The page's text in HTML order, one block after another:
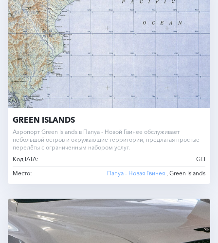
GREEN ISLANDS
Аэропорт Green Islands в Папуа - Новой Гвинее обслуживает
небольшой остров и окружающие территории, предлагая простые
перелёты с ограниченным набором услуг.
Код IATA:
GEI
Место:
Папуа - Новая Гвинея , Green Islands